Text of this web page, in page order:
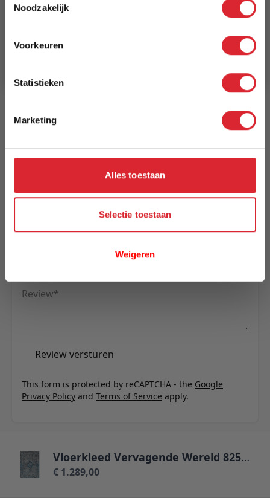
Noodzakelijk
Voorkeuren
Statistieken
Marketing
Alles toestaan
Selectie toestaan
Weigeren
Schrijf uw eigen review
U plaatst een review over:Vloerkleed Vervagende Wereld 8255 -
Review
Review versturen
This form is protected by reCAPTCHA - the Google
Privacy Policy and Terms of Service apply.
340 cm
Breedte
Vloerkleed Vervagende Wereld 8255 - 240 x 340 cm
€ 1.289,00